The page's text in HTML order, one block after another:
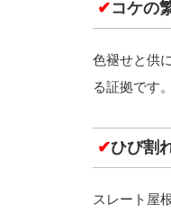
✔コケの
色褪せと供
る証拠です
✔ひび割
スレート屋